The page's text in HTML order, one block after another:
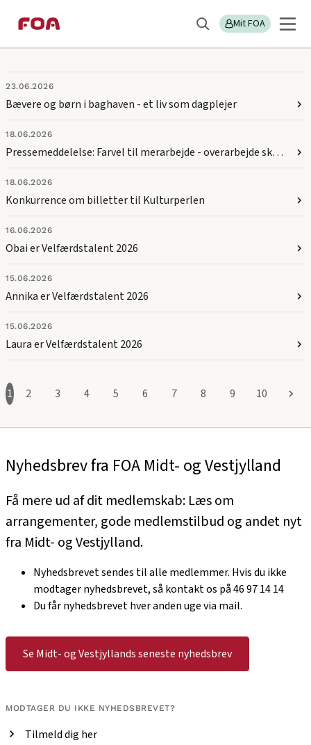
til
hovedindhold
til
hovedmenu
Søg Mit FOA
menu
FOA Midt- og Vestjylland
Nyt fra FOA Midt- og Vestjylland
23.06.2026
Bævere og børn i baghaven - et liv som dagplejer
18.06.2026
Pressemeddelelse: Farvel til merarbejde - overarbejde skal nu honoreres ens for alle på deltid og fuld tid
18.06.2026
Konkurrence om billetter til Kulturperlen
16.06.2026
Obai er Velfærdstalent 2026
15.06.2026
Annika er Velfærdstalent 2026
15.06.2026
Laura er Velfærdstalent 2026
1 2 3 4 5 6 7 8 9 10
Nyhedsbrev fra FOA Midt- og Vestjylland
Få mere ud af dit medlemskab: Læs om
arrangementer, gode medlemstilbud og andet nyt
fra Midt- og Vestjylland.
Nyhedsbrevet sendes til alle medlemmer. Hvis du ikke
modtager nyhedsbrevet, så kontakt os på 46 97 14 14
Du får nyhedsbrevet hver anden uge via mail.
Se Midt- og Vestjyllands seneste nyhedsbrev
MODTAGER DU IKKE NYHEDSBREVET?
Tilmeld dig her